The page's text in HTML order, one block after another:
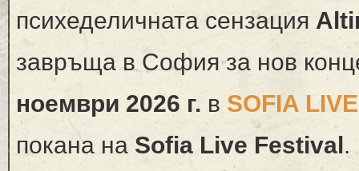
психеделичната сензация
завръща в София за нов
ноември 2026 г. в SOFIA
покана на Sofia Live Festival.